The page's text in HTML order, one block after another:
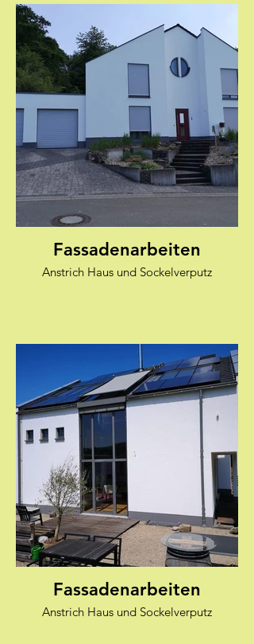
Fassadenarbeiten
Anstrich Haus und Sockelverputz
Fassadenarbeiten
Anstrich Haus und Sockelverputz